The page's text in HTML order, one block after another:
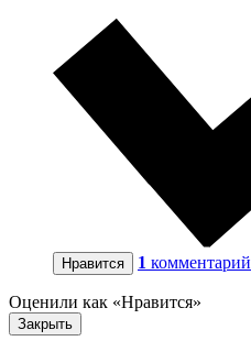
Нравится 1 комментарий
Оценили как «Нравится»
Закрыть